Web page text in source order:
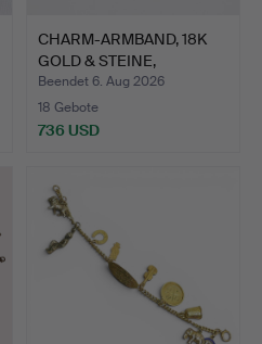
CHARM-ARMBAND, 18K
GOLD & STEINE,
INSGESAM…
Beendet 6. Aug 2026
18 Gebote
736 USD